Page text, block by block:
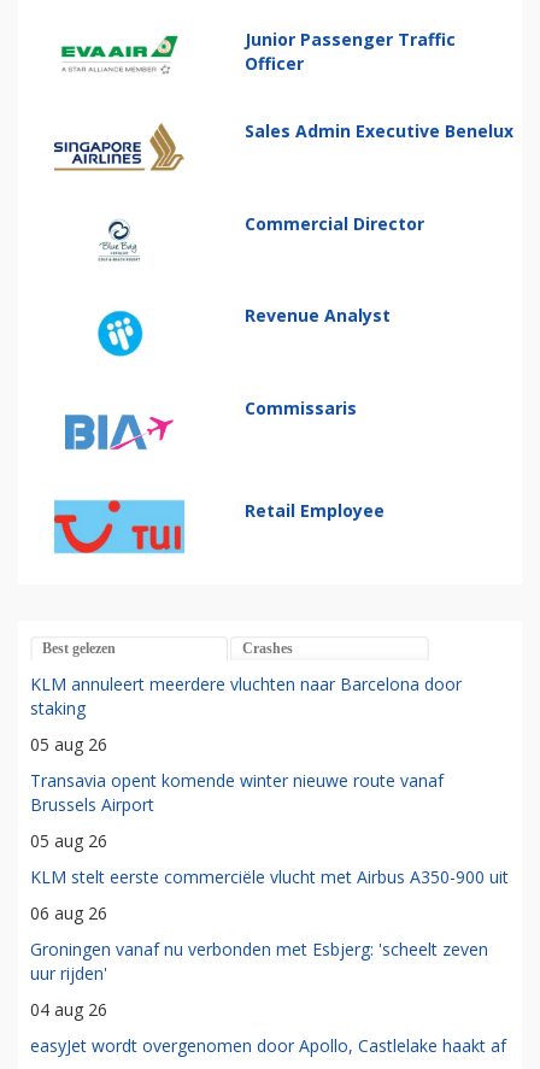
Junior Passenger Traffic
Officer
Sales Admin Executive Benelux
Commercial Director
Revenue Analyst
Commissaris
Retail Employee
Best gelezen Crashes
KLM annuleert meerdere vluchten naar Barcelona door
staking
05 aug 26
Transavia opent komende winter nieuwe route vanaf
Brussels Airport
05 aug 26
KLM stelt eerste commerciële vlucht met Airbus A350-900 uit
06 aug 26
Groningen vanaf nu verbonden met Esbjerg: 'scheelt zeven
uur rijden'
04 aug 26
easyJet wordt overgenomen door Apollo, Castlelake haakt af